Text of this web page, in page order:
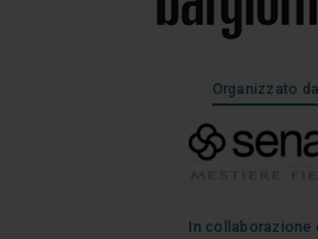
Organizzato da
In collaborazione